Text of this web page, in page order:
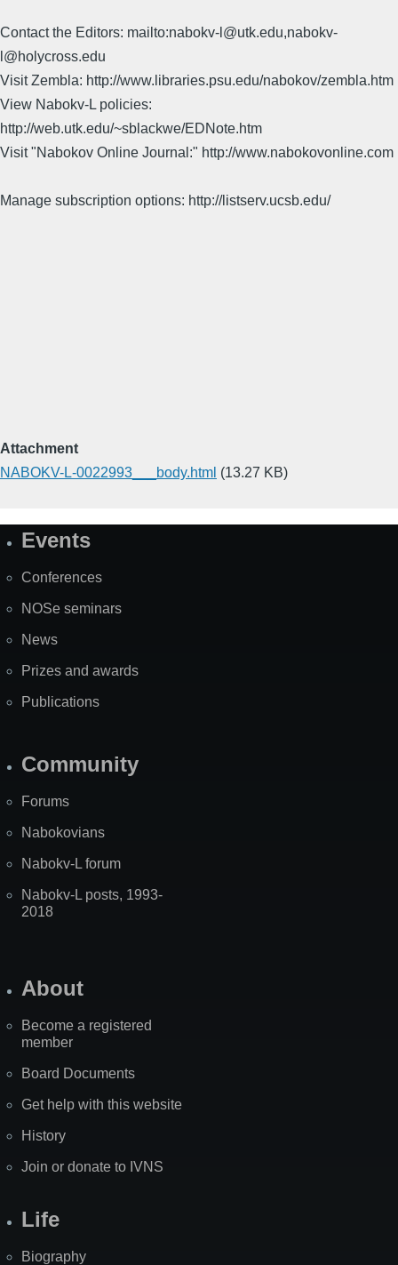
Contact the Editors: mailto:nabokv-l@utk.edu,nabokv-
l@holycross.edu
Visit Zembla: http://www.libraries.psu.edu/nabokov/zembla.htm
View Nabokv-L policies:
http://web.utk.edu/~sblackwe/EDNote.htm
Visit "Nabokov Online Journal:" http://www.nabokovonline.com
Manage subscription options: http://listserv.ucsb.edu/
Attachment
NABOKV-L-0022993___body.html (13.27 KB)
SiteEvents
Conferences
NOSe seminars
News
Prizes and awards
Publications
Community
Forums
Nabokovians
Nabokv-L forum
Nabokv-L posts, 1993-
2018
About
Become a registered
member
Board Documents
Get help with this website
History
Join or donate to IVNS
Life
Biography